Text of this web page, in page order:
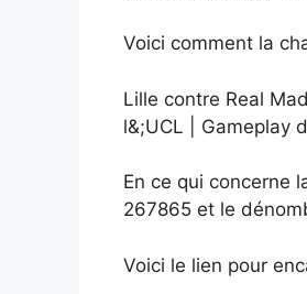
Voici comment la
Lille contre Real
l&;UCL | Gameplay
En ce qui concerne
267865 et le
Voici le lien pour